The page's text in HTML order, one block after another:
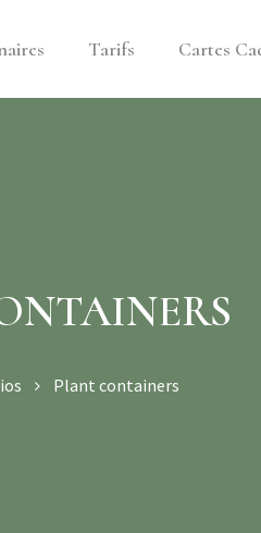
Tarifs Cartes
Plant containers